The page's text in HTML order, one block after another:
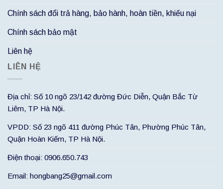
Chính sách đổi trả hàng, bảo hành, hoàn tiền, khiếu nại
Chính sách bảo mật
Liên hệ
LIÊN HỆ
Địa chỉ: Số 10 ngõ 23/142 đường Đức Diễn, Quận Bắc Từ
Liêm, TP Hà Nội.
VPDD: Số 23 ngõ 411 đường Phúc Tân, Phường Phúc Tân,
Quận Hoàn Kiếm, TP Hà Nội.
Điện thoại: 0906.650.743
Email: hongbang25@gmail.com